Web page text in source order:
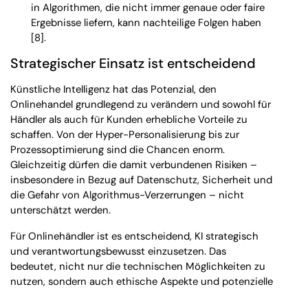
in Algorithmen, die nicht immer genaue oder faire
Ergebnisse liefern, kann nachteilige Folgen haben
[8].
Strategischer Einsatz ist entscheidend
Künstliche Intelligenz hat das Potenzial, den
Onlinehandel grundlegend zu verändern und sowohl für
Händler als auch für Kunden erhebliche Vorteile zu
schaffen. Von der Hyper-Personalisierung bis zur
Prozessoptimierung sind die Chancen enorm.
Gleichzeitig dürfen die damit verbundenen Risiken –
insbesondere in Bezug auf Datenschutz, Sicherheit und
die Gefahr von Algorithmus-Verzerrungen – nicht
unterschätzt werden.
Für Onlinehändler ist es entscheidend, KI strategisch
und verantwortungsbewusst einzusetzen. Das
bedeutet, nicht nur die technischen Möglichkeiten zu
nutzen, sondern auch ethische Aspekte und potenzielle